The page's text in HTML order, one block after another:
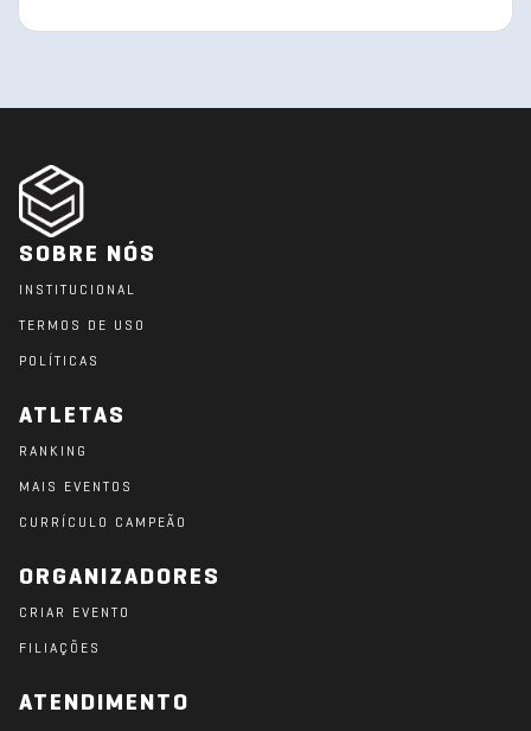
SOBRE NÓS
INSTITUCIONAL
TERMOS DE USO
POLÍTICAS
ATLETAS
RANKING
MAIS EVENTOS
CURRÍCULO CAMPEÃO
ORGANIZADORES
CRIAR EVENTO
FILIAÇÕES
ATENDIMENTO